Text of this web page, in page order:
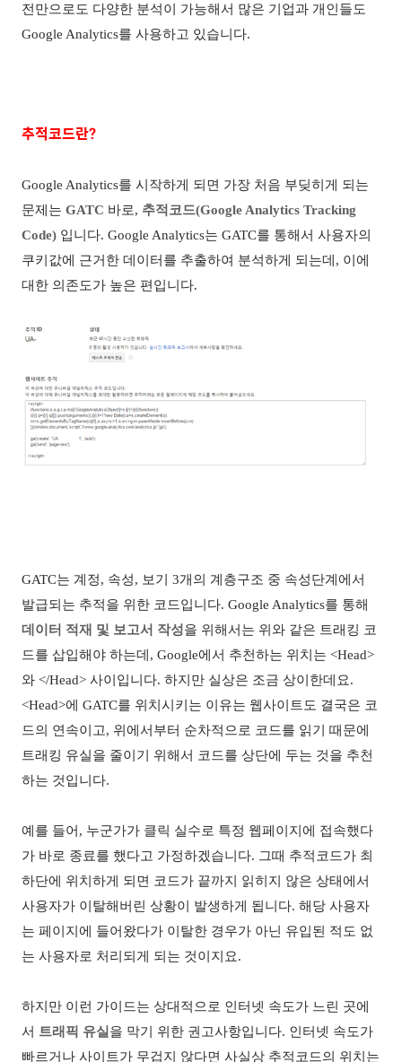
전만으로도 다양한 분석이 가능해서 많은 기업과 개인들도
Google Analytics를 사용하고 있습니다.
추적코드란?
Google Analytics를 시작하게 되면 가장 처음 부딪히게 되는
문제는 GATC 바로, 추적코드(Google Analytics Tracking
Code) 입니다. Google Analytics는 GATC를 통해서 사용자의
쿠키값에 근거한 데이터를 추출하여 분석하게 되는데, 이에
대한 의존도가 높은 편입니다.
GATC는 계정, 속성, 보기 3개의 계층구조 중 속성단계에서
발급되는 추적을 위한 코드입니다. Google Analytics를 통해
데이터 적재 및 보고서 작성을 위해서는 위와 같은 트래킹 코
드를 삽입해야 하는데 , Google에서 추천하는 위치는 <Head>
와 </Head> 사이입니다. 하지만 실상은 조금 상이한데요.
<Head>에 GATC를 위치시키는 이유는 웹사이트도 결국은 코
드의 연속이고, 위에서부터 순차적으로 코드를 읽기 때문에
트래킹 유실을 줄이기 위해서 코드를 상단에 두는 것을 추천
하는 것입니다.
예를 들어 , 누군가가 클릭 실수로 특정 웹페이지에 접속했다
가 바로 종료를 했다고 가정하겠습니다. 그때 추적코드가 최
하단에 위치하게 되면 코드가 끝까지 읽히지 않은 상태에서
사용자가 이탈해버린 상황이 발생하게 됩니다. 해당 사용자
는 페이지에 들어왔다가 이탈한 경우가 아닌 유입된 적도 없
는 사용자로 처리되게 되는 것이지요.
하지만 이런 가이드는 상대적으로 인터넷 속도가 느린 곳에
서 트래픽 유실 을 막기 위한 권고사항입니다. 인터넷 속도가
빠르거나 사이트가 무겁지 않다면 사실상 추적코드의 위치는